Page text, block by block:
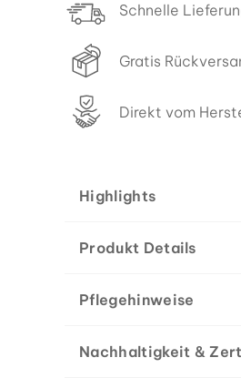
Schnelle
Gratis
Direkt vom
Highlights
Produkt Details
Pflegehinweise
Nachhaltigkeit &